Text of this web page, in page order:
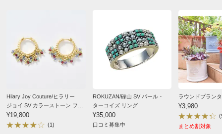
Hilary Joy Couture/ヒラリー
ジョイ SV カラーストーン フリ
ンジ ピアス
¥19,800
(1)
ROKUZAN/碌山 SV パール・
ターコイズ リング
¥35,000
口コミ募集中
ラウンドプラン
¥3,980
まとめ割対象